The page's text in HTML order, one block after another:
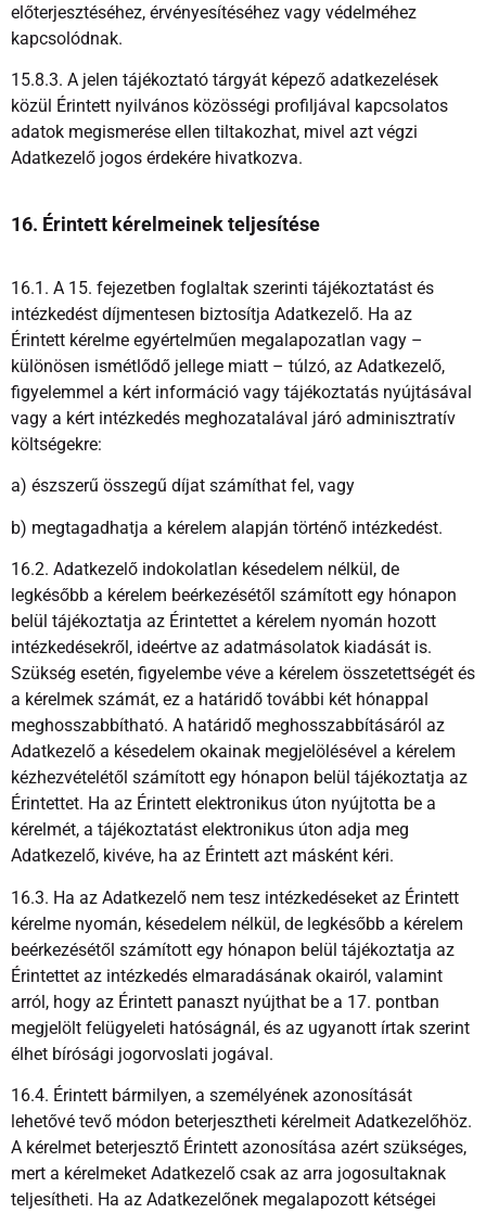
előterjesztéséhez, érvényesítéséhez vagy védelméhez
kapcsolódnak.
15.8.3. A jelen tájékoztató tárgyát képező adatkezelések
közül Érintett nyilvános közösségi profiljával kapcsolatos
adatok megismerése ellen tiltakozhat, mivel azt végzi
Adatkezelő jogos érdekére hivatkozva.
16. Érintett kérelmeinek teljesítése
16.1. A 15. fejezetben foglaltak szerinti tájékoztatást és
intézkedést díjmentesen biztosítja Adatkezelő. Ha az
Érintett kérelme egyértelműen megalapozatlan vagy –
különösen ismétlődő jellege miatt – túlzó, az Adatkezelő,
figyelemmel a kért információ vagy tájékoztatás nyújtásával
vagy a kért intézkedés meghozatalával járó adminisztratív
költségekre:
a) észszerű összegű díjat számíthat fel, vagy
b) megtagadhatja a kérelem alapján történő intézkedést.
16.2. Adatkezelő indokolatlan késedelem nélkül, de
legkésőbb a kérelem beérkezésétől számított egy hónapon
belül tájékoztatja az Érintettet a kérelem nyomán hozott
intézkedésekről, ideértve az adatmásolatok kiadását is.
Szükség esetén, figyelembe véve a kérelem összetettségét és
a kérelmek számát, ez a határidő további két hónappal
meghosszabbítható. A határidő meghosszabbításáról az
Adatkezelő a késedelem okainak megjelölésével a kérelem
kézhezvételétől számított egy hónapon belül tájékoztatja az
Érintettet. Ha az Érintett elektronikus úton nyújtotta be a
kérelmét, a tájékoztatást elektronikus úton adja meg
Adatkezelő, kivéve, ha az Érintett azt másként kéri.
16.3. Ha az Adatkezelő nem tesz intézkedéseket az Érintett
kérelme nyomán, késedelem nélkül, de legkésőbb a kérelem
beérkezésétől számított egy hónapon belül tájékoztatja az
Érintettet az intézkedés elmaradásának okairól, valamint
arról, hogy az Érintett panaszt nyújthat be a 17. pontban
megjelölt felügyeleti hatóságnál, és az ugyanott írtak szerint
élhet bírósági jogorvoslati jogával.
16.4. Érintett bármilyen, a személyének azonosítását
lehetővé tevő módon beterjesztheti kérelmeit Adatkezelőhöz.
A kérelmet beterjesztő Érintett azonosítása azért szükséges,
mert a kérelmeket Adatkezelő csak az arra jogosultaknak
teljesítheti. Ha az Adatkezelőnek megalapozott kétségei